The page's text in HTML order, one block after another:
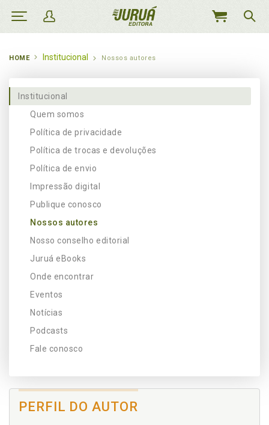
MEU
HOME Institucional Nossos autores
Institucional
Quem somos
Política de privacidade
Política de trocas e devoluções
Política de envio
Impressão digital
Publique conosco
Nossos autores
Nosso conselho editorial
Juruá eBooks
Onde encontrar
Eventos
Notícias
Podcasts
Fale conosco
PERFIL DO AUTOR